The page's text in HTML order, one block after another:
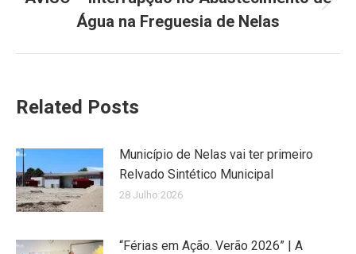
post:
Água na Freguesia de Nelas
Related Posts
Município de Nelas vai ter primeiro
Relvado Sintético Municipal
28 Julho 2026
“Férias em Ação. Verão 2026” | A